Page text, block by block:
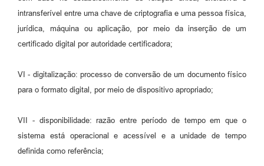
intransferível entre uma chave de criptografia e uma pessoa física,
jurídica, máquina ou aplicação, por meio da inserção de um
certificado digital por autoridade certificadora;
VI - digitalização: processo de conversão de um documento físico
para o formato digital, por meio de dispositivo apropriado;
VII - disponibilidade: razão entre período de tempo em que o
sistema está operacional e acessível e a unidade de tempo
definida como referência;